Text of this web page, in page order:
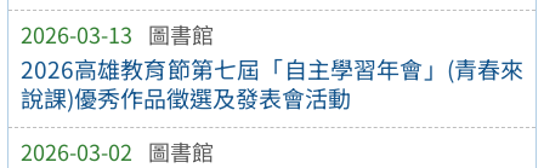
2026-03-13 圖書館
2026高雄教育節第七屆「自主學習年會」(青春來
說課)優秀作品徵選及發表會活動
2026-03-02 圖書館